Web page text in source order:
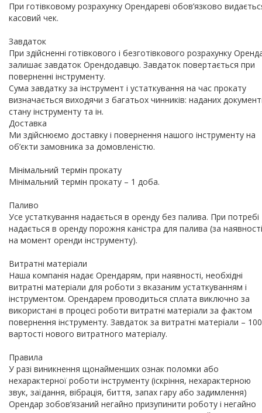
При готівковому розрахунку Орендареві обов’язково
касовий чек.
Завдаток
При здійсненні готівкового і безготівкового розрахунку
залишає завдаток Орендодавцю. Завдаток повертається при
поверненні інструменту.
Сума завдатку за інструмент і устаткування на час прокату
визначається виходячи з багатьох чинників: наданих
стану інструменту та ін.
Доставка
Ми здійснюємо доставку і повернення нашого інструменту на
об’єкти замовника за домовленістю.
Мінімальний термін прокату
Мінімальний термін прокату – 1 доба.
Паливо
Усе устаткування надається в оренду без палива. При потребі
надається в оренду порожня каністра для палива (за наявності
на момент оренди інструменту).
Витратні матеріали
Наша компанія надає Орендарям, при наявності, необхідні
витратні матеріали для роботи з вказаним устаткуванням і
інструментом. Орендарем проводиться сплата виключно за
використані в процесі роботи витратні матеріали за фактом
повернення інструменту. Завдаток за витратні матеріали –
вартості нового витратного матеріалу.
Правила
У разі виникнення щонайменших ознак поломки або
нехарактерної роботи інструменту (іскріння, нехарактерною
звук, заїдання, вібрація, биття, запах гару або задимлення)
Орендар зобов’язаний негайно призупинити роботу і негайно